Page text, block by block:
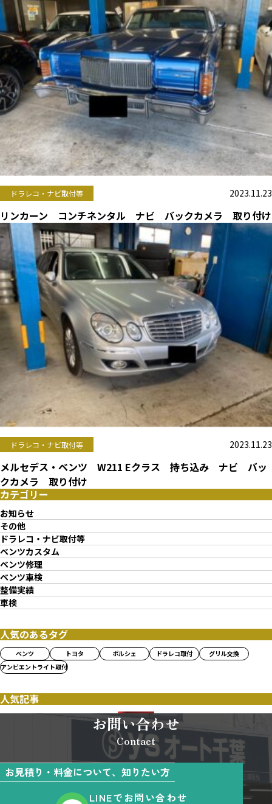
ドラレコ・ナビ取付等 2023.11.23
リンカーン コンチネンタル ナビ バックカメラ 取り付け
ドラレコ・ナビ取付等 2023.11.23
メルセデス・ベンツ W211 Eクラス 持ち込み ナビ バッ
クカメラ 取り付け
カテゴリー
お知らせ
その他
ドラレコ・ナビ取付等
ベンツカスタム
ベンツ修理
ベンツ車検
整備実績
車検
人気のあるタグ
ベンツ トヨタ ポルシェ ドラレコ取付
グリル交換
アンビエントライト取付
人気記事
お問い合わせ
Contact
お見積り・料金について、知りたい方
LINEでお問い合わせ